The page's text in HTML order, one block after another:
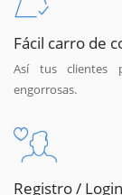
Fácil carro de
Así tus clientes
engorrosas.
Registro /